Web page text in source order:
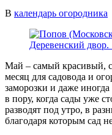
В календарь огородника
Май – самый красивый,
месяц для садовода и
заморозки и даже иногда
в пору, когда сады уже
разводят под утро, в
благодаря которым сад